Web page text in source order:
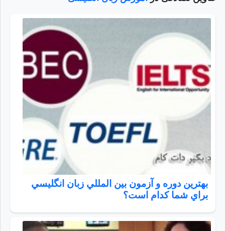
بهترين دوره و آزمون بين المللي زبان انگليسي
براي شما كدام است؟